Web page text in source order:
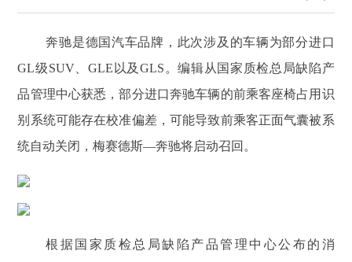
奔驰是德国汽车品牌，此次涉及的车辆为部分进口
GL级SUV、GLE以及GLS。编辑从国家质检总局缺陷产
品管理中心获悉，部分进口奔驰车辆的前乘客座椅占用识
别系统可能存在校准偏差，可能导致前乘客正面气囊被系
统自动关闭，梅赛德斯—奔驰将启动召回。
根据国家质检总局缺陷产品管理中心公布的消